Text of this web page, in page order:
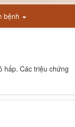
bệnh
hấp. Các triệu chứng